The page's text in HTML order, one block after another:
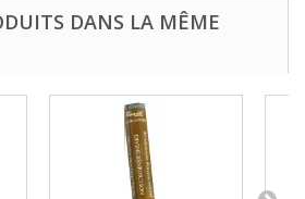
DANS LA MÊME